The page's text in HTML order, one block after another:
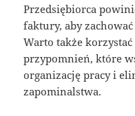
Przedsiębiorca
faktury, aby
Warto także
przypomnień, które
organizację pracy i
zapominalstwa.